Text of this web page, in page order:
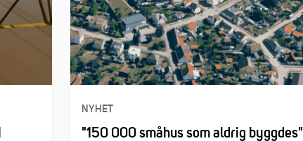
NYHET
"150 000 småhus som aldrig byggdes"